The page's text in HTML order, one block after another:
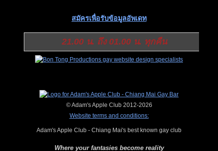
สมัครเพื่อรับข้อมูลอัพเดท
21.00 น. ถึง 01.00 น. ทุกคืน
© Adam's Apple Club 2012-2026
Website terms and conditions:
Adam's Apple Club - Chiang Mai's best known gay club
Where your fantasies become reality